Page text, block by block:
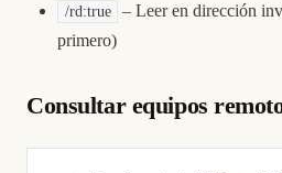
/rd:true
– Leer en dirección
primero)
Consultar equipos